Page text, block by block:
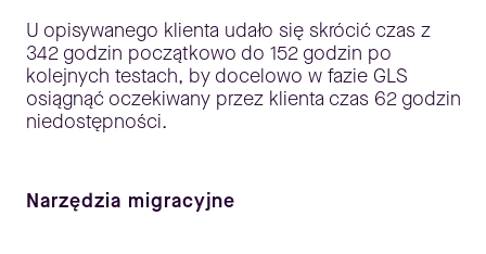
U opisywanego klienta udało się skrócić czas z
342 godzin początkowo do 152 godzin po
kolejnych testach, by docelowo w fazie GLS
osiągnąć oczekiwany przez klienta czas 62 godzin
niedostępności.
Narzędzia migracyjne